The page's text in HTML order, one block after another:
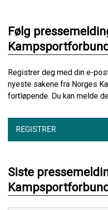
Følg
Kampsportforbund
Registrer deg med din e-
nyeste sakene fra Norges
fortløpende. Du kan melde
REGISTRER
Siste
Kampsportforbund